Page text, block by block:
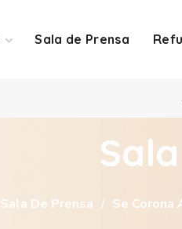
Sala de Prensa
Sala De Prensa Se Corona